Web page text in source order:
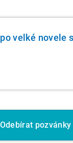
velké novele
Odebírat pozvánky